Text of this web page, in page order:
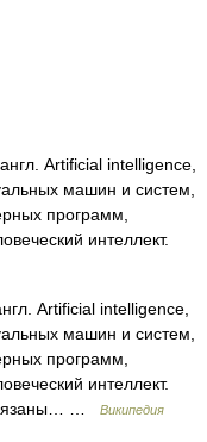
Artificial intelligence,
машин и систем,
программ,
интеллект.
Artificial intelligence,
машин и систем,
программ,
интеллект.
…
Википедия